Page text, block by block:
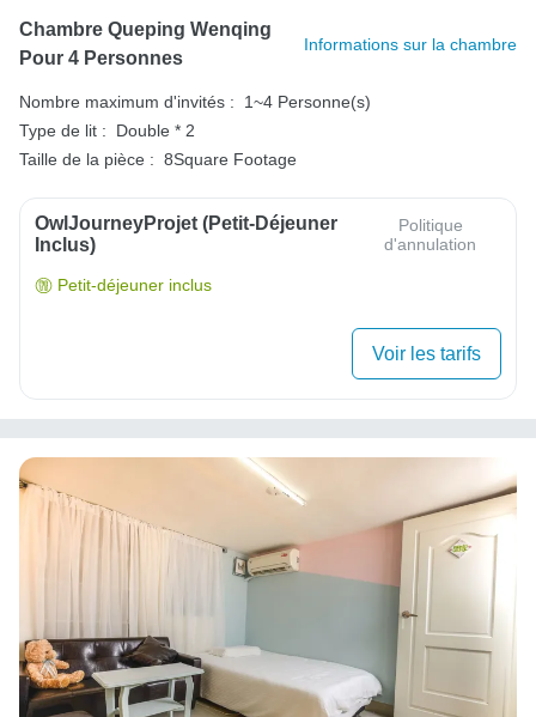
Chambre Queping Wenqing
Pour 4 Personnes
Informations sur la chambre
Nombre maximum d'invités :
1~4 Personne(s)
Type de lit :
Double * 2
Taille de la pièce : 8Square Footage
OwlJourneyProjet (petit-Déjeuner
Inclus)
Politique
d'annulation
Petit-déjeuner inclus
Voir les tarifs